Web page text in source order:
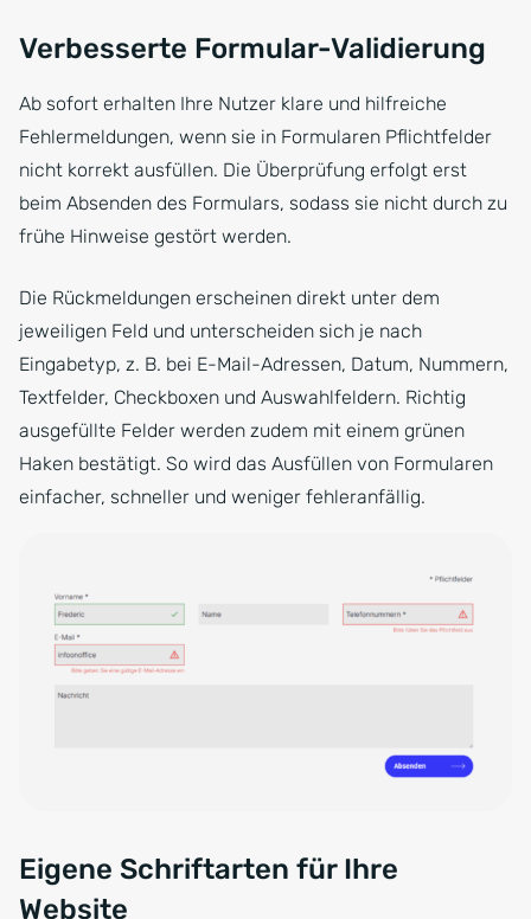
Verbesserte Formular-Validierung
Ab sofort erhalten Ihre Nutzer klare und hilfreiche
Fehlermeldungen, wenn sie in Formularen Pflichtfelder
nicht korrekt ausfüllen. Die Überprüfung erfolgt erst
beim Absenden des Formulars, sodass sie nicht durch zu
frühe Hinweise gestört werden.
Die Rückmeldungen erscheinen direkt unter dem
jeweiligen Feld und unterscheiden sich je nach
Eingabetyp, z. B. bei E-Mail-Adressen, Datum, Nummern,
Textfelder, Checkboxen und Auswahlfeldern. Richtig
ausgefüllte Felder werden zudem mit einem grünen
Haken bestätigt. So wird das Ausfüllen von Formularen
einfacher, schneller und weniger fehleranfällig.
Eigene Schriftarten für Ihre
Website